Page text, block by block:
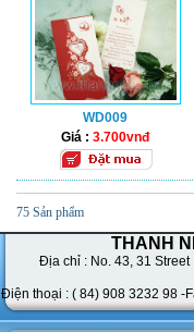
WD009
Giá :3.700vnđ
75 Sản phẩm
THANH
Địa chỉ : No. 43, 31 Street
Điện thoại : ( 84) 908 3232 98 -